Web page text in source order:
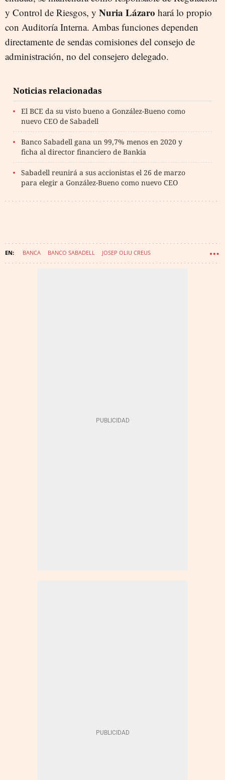
y Control de Riesgos, y Nuria Lázaro hará lo propio
con Auditoría Interna. Ambas funciones dependen
directamente de sendas comisiones del consejo de
administración, no del consejero delegado.
Noticias relacionadas
El BCE da su visto bueno a González-Bueno como
nuevo CEO de Sabadell
Banco Sabadell gana un 99,7% menos en 2020 y
ficha al director financiero de Bankia
Sabadell reunirá a sus accionistas el 26 de marzo
para elegir a González-Bueno como nuevo CEO
BANCA BANCO SABADELL JOSEP OLIU CREUS